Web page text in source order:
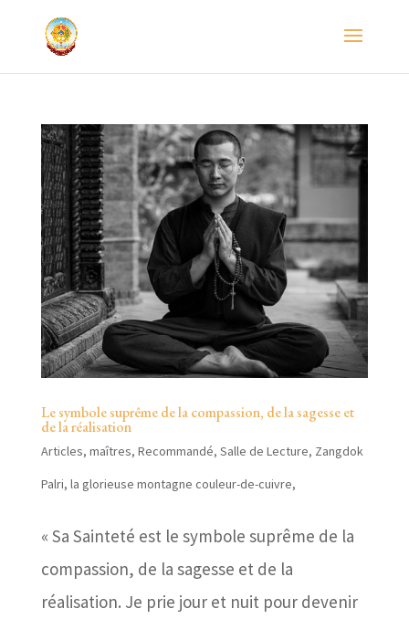
Le symbole suprême de la compassion, de la sagesse et
de la réalisation
Articles, maîtres, Recommandé, Salle de Lecture, Zangdok
Palri, la glorieuse montagne couleur-de-cuivre,
« Sa Sainteté est le symbole suprême de la
compassion, de la sagesse et de la
réalisation. Je prie jour et nuit pour devenir